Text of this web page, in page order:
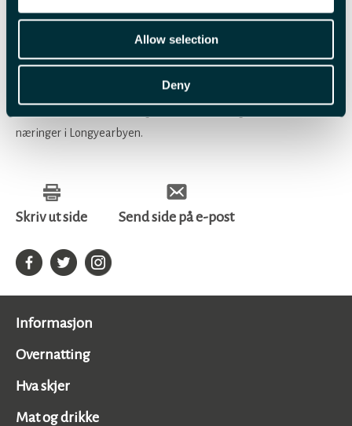
Allow selection
Deny
Svalbard Reiselivsråd
Destinasjonsselskapet Visit Svalbard AS er i sin helhet eid av
Svalbard Reiselivsråd, som er en medlemsbasert organisasjon
for reiselivsnæringen på Svalbard. Reiselivsrådet har pt 83
næringer i Longyearbyen.
Skriv ut side Send side på e-post
Informasjon
Overnatting
Hva skjer
Mat og drikke